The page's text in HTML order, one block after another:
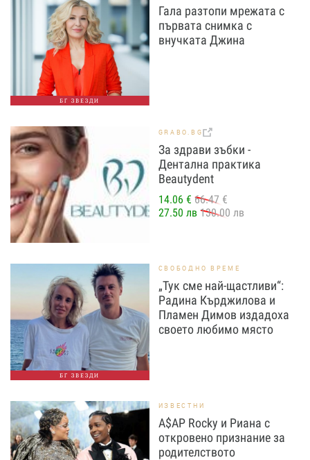
БГ ЗВЕЗДИ
Гала разтопи мрежата с
първата снимка с
внучката Джина
GRABO.BG
За здрави зъбки -
Дентална практика
Beautydent
14.06 € 66.47 €
27.50 лв 130.00 лв
БГ ЗВЕЗДИ
СВОБОДНО ВРЕМЕ
„Тук сме най-щастливи“:
Радина Кърджилова и
Пламен Димов издадоха
своето любимо място
ИЗВЕСТНИ
A$AP Rocky и Риана с
откровено признание за
родителството